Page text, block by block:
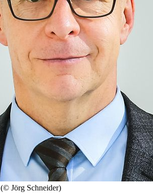
(© Jörg Schneider)